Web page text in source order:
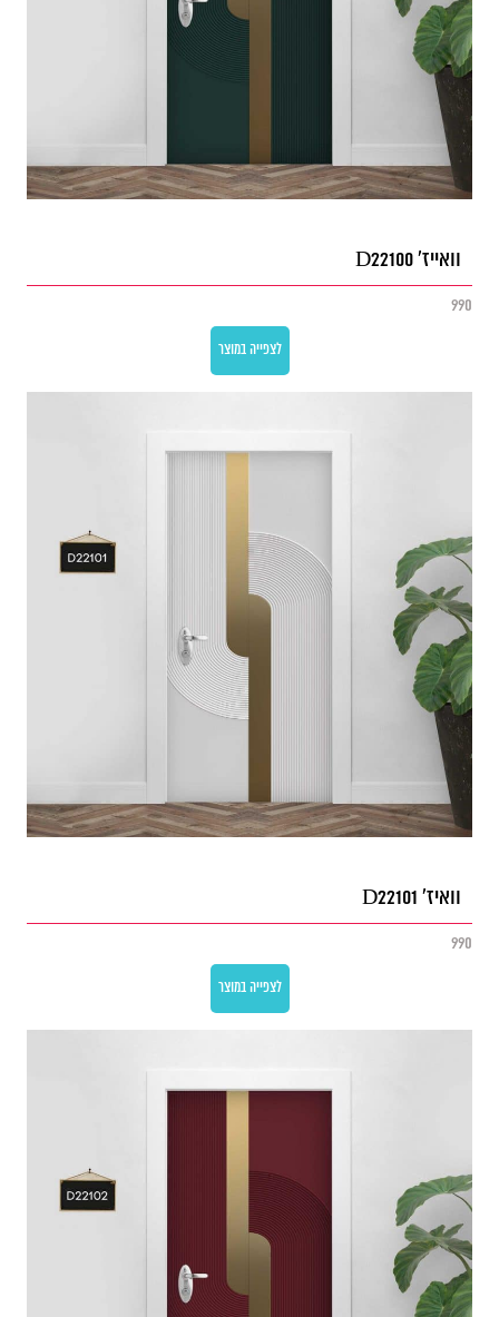
וואייז' D22100
990
לצפייה במוצר
וואיז' D22101
990
לצפייה במוצר